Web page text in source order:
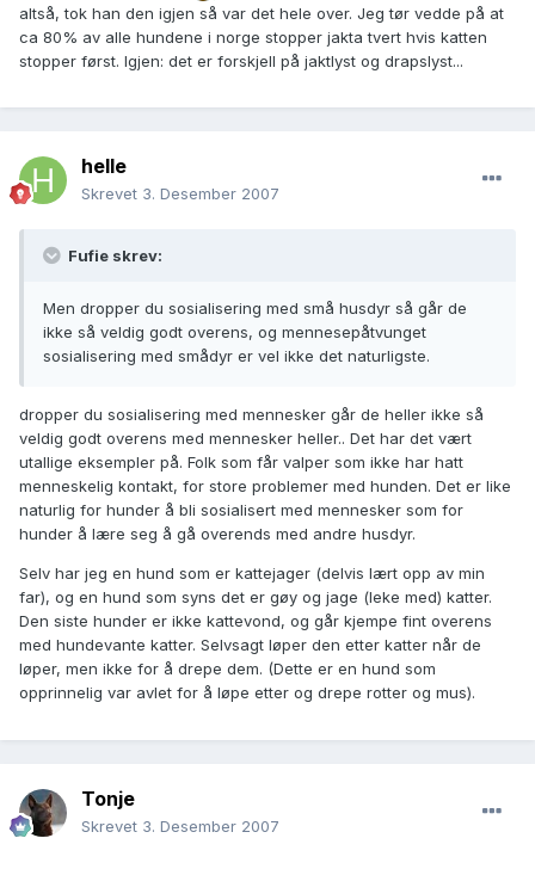
altså, tok han den igjen så var det hele over. Jeg tør vedde på at
ca 80% av alle hundene i norge stopper jakta tvert hvis katten
stopper først. Igjen: det er forskjell på jaktlyst og drapslyst...
helle
Skrevet 3. Desember 2007
Fufie skrev:
Men dropper du sosialisering med små husdyr så går de
ikke så veldig godt overens, og mennesepåtvunget
sosialisering med smådyr er vel ikke det naturligste.
dropper du sosialisering med mennesker går de heller ikke så
veldig godt overens med mennesker heller.. Det har det vært
utallige eksempler på. Folk som får valper som ikke har hatt
menneskelig kontakt, for store problemer med hunden. Det er like
naturlig for hunder å bli sosialisert med mennesker som for
hunder å lære seg å gå overends med andre husdyr.
Selv har jeg en hund som er kattejager (delvis lært opp av min
far), og en hund som syns det er gøy og jage (leke med) katter.
Den siste hunder er ikke kattevond, og går kjempe fint overens
med hundevante katter. Selvsagt løper den etter katter når de
løper, men ikke for å drepe dem. (Dette er en hund som
opprinnelig var avlet for å løpe etter og drepe rotter og mus).
Tonje
Skrevet 3. Desember 2007